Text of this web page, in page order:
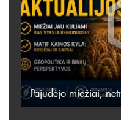
Pajudėjo miežiai,